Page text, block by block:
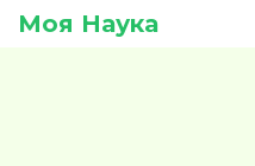
Моя Наука